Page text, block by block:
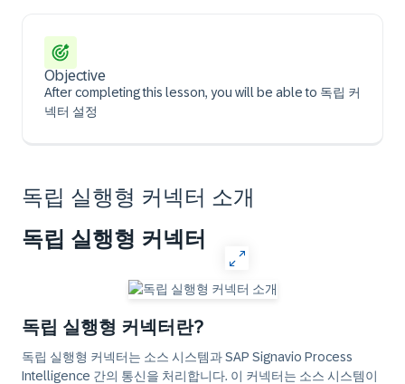
Objective
After completing this lesson, you will be able to 독립 커
넥터 설정
독립 실행형 커넥터 소개
독립 실행형 커넥터
독립 실행형 커넥터란?
독립 실행형 커넥터는 소스 시스템과 SAP Signavio Process
Intelligence 간의 통신을 처리합니다. 이 커넥터는 소스 시스템이